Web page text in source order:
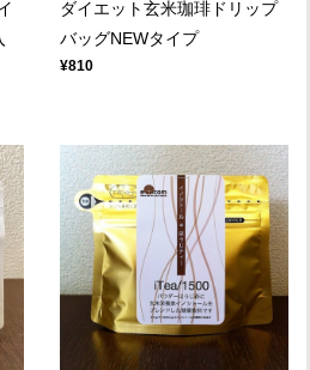
ダイエット玄米珈琲ドリップ
バッグNEWタイプ
¥810